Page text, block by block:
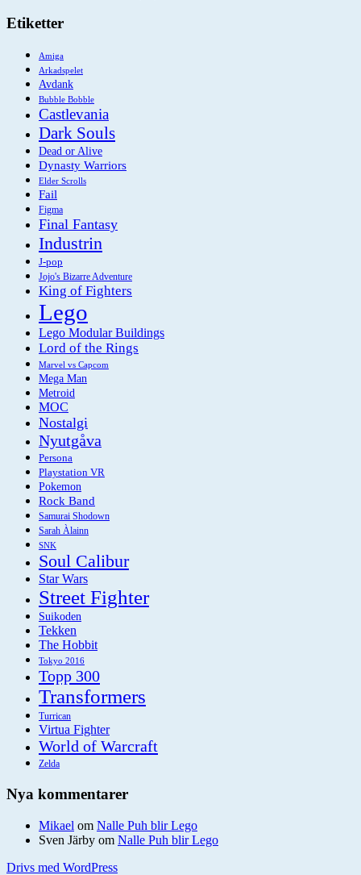
Etiketter
Amiga
Arkadspelet
Avdank
Bubble Bobble
Castlevania
Dark Souls
Dead or Alive
Dynasty Warriors
Elder Scrolls
Fail
Figma
Final Fantasy
Industrin
J-pop
Jojo's Bizarre Adventure
King of Fighters
Lego
Lego Modular Buildings
Lord of the Rings
Marvel vs Capcom
Mega Man
Metroid
MOC
Nostalgi
Nyutgåva
Persona
Playstation VR
Pokemon
Rock Band
Samurai Shodown
Sarah Àlainn
SNK
Soul Calibur
Star Wars
Street Fighter
Suikoden
Tekken
The Hobbit
Tokyo 2016
Topp 300
Transformers
Turrican
Virtua Fighter
World of Warcraft
Zelda
Nya kommentarer
Mikael om Nalle Puh blir Lego
Sven Järby om Nalle Puh blir Lego
Drivs med WordPress